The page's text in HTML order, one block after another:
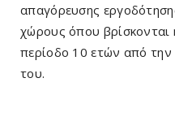
απαγόρευσης
χώρους όπου βρίσκονται
περίοδο 10 ετών από την
του.